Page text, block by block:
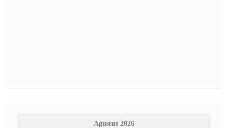
Agustus 2026